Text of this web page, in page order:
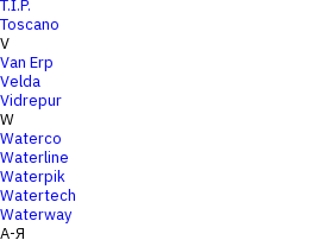
T.I.P.
Toscano
V
Van Erp
Velda
Vidrepur
W
Waterco
Waterline
Waterpik
Watertech
Waterway
А-Я